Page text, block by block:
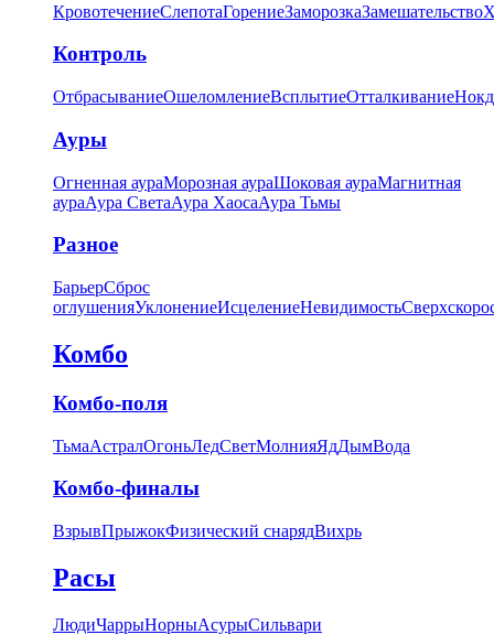
КровотечениеСлепотаГорениеЗаморозкаЗамешательство
Контроль
ОтбрасываниеОшеломлениеВсплытиеОтталкивание
Ауры
Огненная аураМорозная аураШоковая аураМагнитная
аураАура СветаАура ХаосаАура Тьмы
Разное
БарьерСброс
оглушенияУклонениеИсцелениеНевидимость
Комбо
Комбо-поля
ТьмаАстралОгоньЛедСветМолнияЯдДымВода
Комбо-финалы
ВзрывПрыжокФизический снарядВихрь
Расы
ЛюдиЧаррыНорныАсурыСильвари